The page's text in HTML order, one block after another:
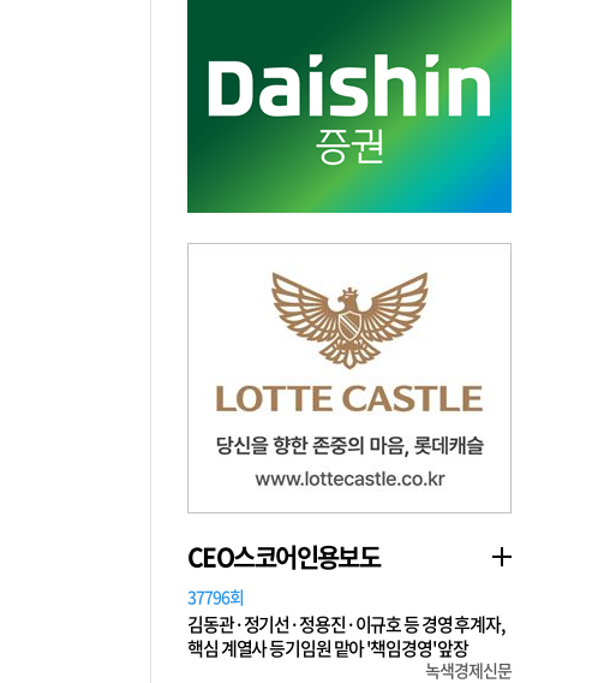
CEO스코어인용보도
37796회
김동관·정기선·정용진·이규호 등 경영 후계자,
핵심 계열사 등기임원 맡아 '책임경영' 앞장
녹색경제신문